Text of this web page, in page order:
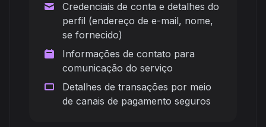
Credenciais de conta e detalhes do
perfil (endereço de e-mail, nome,
se fornecido)
Informações de contato para
comunicação do serviço
Detalhes de transações por meio
de canais de pagamento seguros